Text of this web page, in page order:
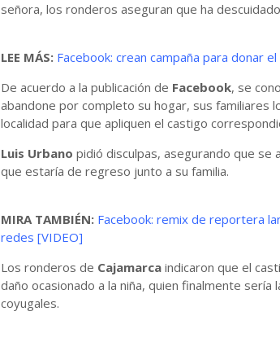
señora, los ronderos aseguran que ha
LEE MÁS: Facebook: crean campaña para donar
De acuerdo a la publicación de Facebook, se
abandone por completo su hogar, sus familiares
localidad para que apliquen el castigo
Luis Urbano pidió disculpas, asegurando que se
que estaría de regreso junto a su familia.
MIRA TAMBIÉN: Facebook: remix de reportera
redes [VIDEO]
Los ronderos de Cajamarca indicaron que el
daño ocasionado a la niña, quien finalmente
coyugales.